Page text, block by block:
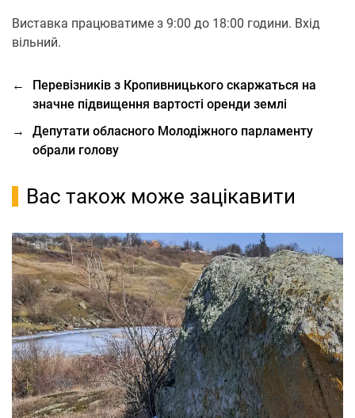
Виставка працюватиме з 9:00 до 18:00 години. Вхід
вільний.
←
Перевізників з Кропивницького скаржаться на
значне підвищення вартості оренди землі
→
Депутати обласного Молодіжного парламенту
обрали голову
Вас також може зацікавити